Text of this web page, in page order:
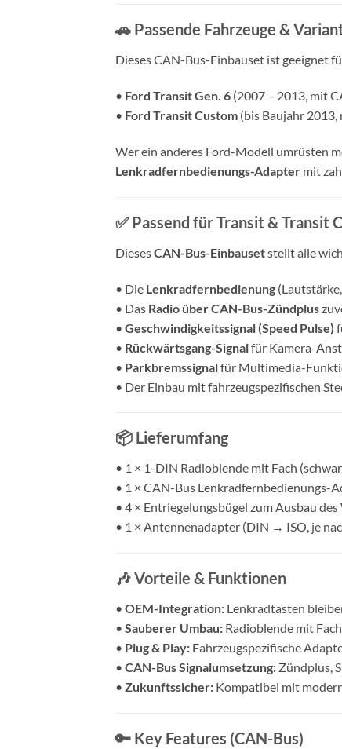
🚗 Passende Fahrzeuge &
Dieses CAN-Bus-Einbauset ist geeignet
• Ford Transit Gen. 6 (2007 – 2013, mit
• Ford Transit Custom (bis Baujahr
Wer ein anderes Ford-Modell umrüsten
Lenkradfernbedienungs-Adapter mit
✅ Passend für Transit & Transit
DiesesCAN-Bus-Einbausetstellt alle
• Die Lenkradfernbedienung
• Das Radio über CAN-Bus-Zündplus
• Geschwindigkeitssignal (Speed Pulse)
• Rückwärtsgang-Signalfür Kamera-
• Parkbremssignalfür Multimedia-
• Der Einbau mit fahrzeugspezifischen
📦 Lieferumfang
• 1 × 1-DIN Radioblende mit Fach
• 1 × CAN-Bus Lenkradfernbedienungs-
• 4 × Entriegelungsbügel zum Ausbau
• 1 × Antennenadapter (DIN → ISO, je
🎶 Vorteile & Funktionen
• OEM-Integration: Lenkradtasten
• Sauberer Umbau: Radioblende mit
• Plug & Play: Fahrzeugspezifische
• CAN-Bus Signalumsetzung: Zündplus,
• Zukunftssicher: Kompatibel mit
🔑 Key Features (CAN-Bus)